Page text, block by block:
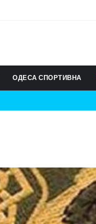
ОДЕСА СПОРТИВНА